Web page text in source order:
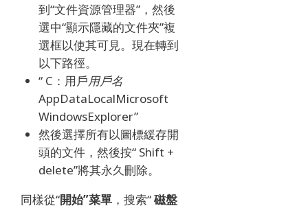
到“文件資源管理器”，然後
選中“顯示隱藏的文件夾”複
選框以使其可見。 現在轉到
以下路徑。
“ C：用戶用戶名
AppDataLocalMicrosoft
WindowsExplorer”
然後選擇所有以圖標緩存開
頭的文件，然後按“ Shift +
delete”將其永久刪除。
同樣從“開始”菜單 ，搜索“磁盤